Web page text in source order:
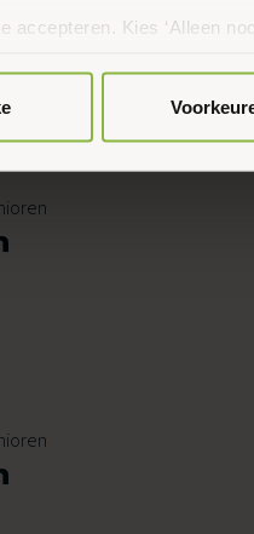
accepteren. Kies ‘Alleen